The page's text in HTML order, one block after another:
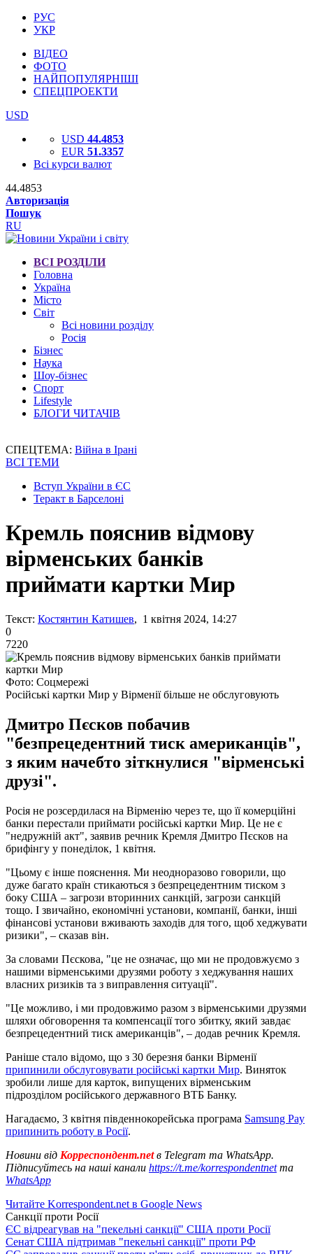
РУС
УКР
ВІДЕО
ФОТО
НАЙПОПУЛЯРНІШІ
СПЕЦПРОЕКТИ
USD
USD 44.4853
EUR 51.3357
Всі курси валют
44.4853
Авторизація
Пошук
RU
ВСІ РОЗДІЛИ
Головна
Україна
Місто
Світ
Всі новини розділу
Росія
Бізнес
Наука
Шоу-бізнес
Спорт
Lifestyle
БЛОГИ ЧИТАЧІВ
СПЕЦТЕМА: Війна в Ірані
ВСІ ТЕМИ
Вступ України в ЄС
Теракт в Барселоні
Кремль пояснив відмову
вірменських банків
приймати картки Мир
Текст: Костянтин Катишев, 1 квітня 2024, 14:27
0
7220
Фото: Соцмережі
Російські картки Мир у Вірменії більше не обслуговують
Дмитро Пєсков побачив
"безпрецедентний тиск американців",
з яким начебто зіткнулися "вірменські
друзі".
Росія не розсердилася на Вірменію через те, що її комерційні
банки перестали приймати російські картки Мир. Це не є
"недружній акт", заявив речник Кремля Дмитро Пєсков на
брифінгу у понеділок, 1 квітня.
"Цьому є інше пояснення. Ми неодноразово говорили, що
дуже багато країн стикаються з безпрецедентним тиском з
боку США – загрози вторинних санкцій, загрози санкцій
тощо. І звичайно, економічні установи, компанії, банки, інші
фінансові установи вживають заходів для того, щоб хеджувати
ризики", – сказав він.
За словами Пєскова, "це не означає, що ми не продовжуємо з
нашими вірменськими друзями роботу з хеджування наших
власних ризиків та з виправлення ситуації".
"Це можливо, і ми продовжимо разом з вірменськими друзями
шляхи обговорення та компенсації того збитку, який завдає
безпрецедентний тиск американців", – додав речник Кремля.
Раніше стало відомо, що з 30 березня банки Вірменії
припинили обслуговувати російські картки Мир. Виняток
зробили лише для карток, випущених вірменським
підрозділом російського державного ВТБ Банку.
Нагадаємо, 3 квітня південнокорейська програма Samsung Pay
припинить роботу в Росії.
Новини від Корреспондент.netв Telegram та WhatsApp.
Підписуйтесь на наші канали https://t.me/korrespondentnetта
WhatsApp
Читайте Korrespondent.net в Google News
Санкції проти Росії
ЄС відреагував на "пекельні санкції" США проти Росії
Сенат США підтримав "пекельні санкції" проти РФ